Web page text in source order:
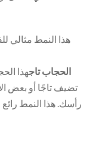
هذا النمط مثالي
الحجاب تاجهذا
تضيف تاجًا أو بعض
رأسك. هذا النمط